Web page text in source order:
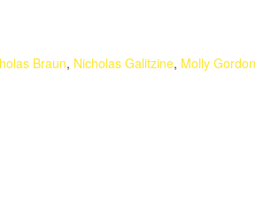
Braun, Nicholas Galitzine, Molly Gordon